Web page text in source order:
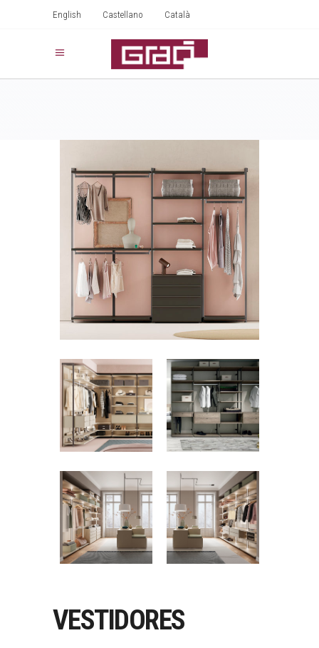
English Castellano Català
VESTIDORES